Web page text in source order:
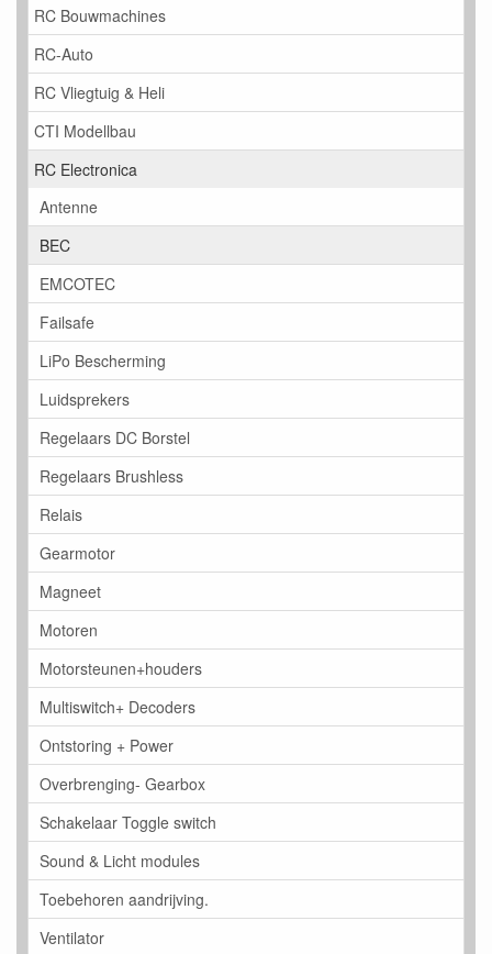
RC Bouwmachines
RC-Auto
RC Vliegtuig & Heli
CTI Modellbau
RC Electronica
Antenne
BEC
EMCOTEC
Failsafe
LiPo Bescherming
Luidsprekers
Regelaars DC Borstel
Regelaars Brushless
Relais
Gearmotor
Magneet
Motoren
Motorsteunen+houders
Multiswitch+ Decoders
Ontstoring + Power
Overbrenging- Gearbox
Schakelaar Toggle switch
Sound & Licht modules
Toebehoren aandrijving.
Ventilator